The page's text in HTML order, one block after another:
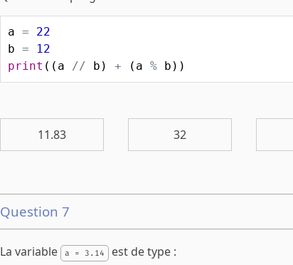
a =
22
b
=
12
print (( a // b ) + ( a % b ))
11.83 32
Question 7
La variable a = 3.14 est de type :